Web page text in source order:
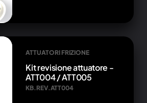
ATTUATORI FRIZIONE
Kit revisione attuatore -
ATT004 / ATT005
KB.REV.ATT004